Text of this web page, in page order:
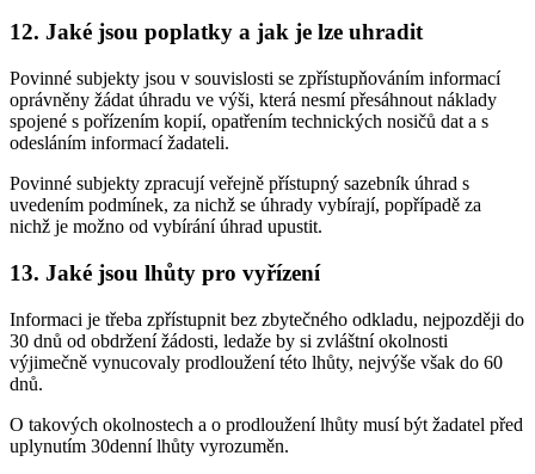
12. Jaké jsou poplatky a jak je lze uhradit
Povinné subjekty jsou v souvislosti se zpřístupňováním informací
oprávněny žádat úhradu ve výši, která nesmí přesáhnout náklady
spojené s pořízením kopií, opatřením technických nosičů dat a s
odesláním informací žadateli.
Povinné subjekty zpracují veřejně přístupný sazebník úhrad s
uvedením podmínek, za nichž se úhrady vybírají, popřípadě za
nichž je možno od vybírání úhrad upustit.
13. Jaké jsou lhůty pro vyřízení
Informaci je třeba zpřístupnit bez zbytečného odkladu, nejpozději do
30 dnů od obdržení žádosti, ledaže by si zvláštní okolnosti
výjimečně vynucovaly prodloužení této lhůty, nejvýše však do 60
dnů.
O takových okolnostech a o prodloužení lhůty musí být žadatel před
uplynutím 30denní lhůty vyrozuměn.